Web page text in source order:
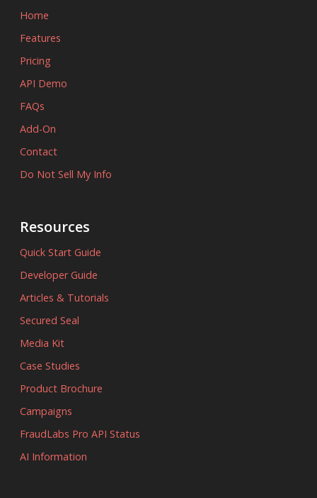
Home
Features
Pricing
API Demo
FAQs
Add-On
Contact
Do Not Sell My Info
Resources
Quick Start Guide
Developer Guide
Articles & Tutorials
Secured Seal
Media Kit
Case Studies
Product Brochure
Campaigns
FraudLabs Pro API Status
AI Information